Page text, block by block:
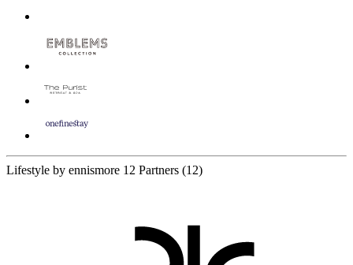
Lifestyle by ennismore 12 Partners (12)